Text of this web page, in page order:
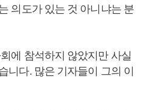
의도가 있는 것 아니냐는 분
에 참석하지 않았지만 사실
니다. 많은 기자들이 그의 이